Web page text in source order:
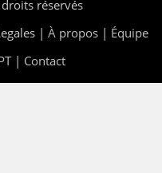
réservés
| À propos | Équipe
| Contact